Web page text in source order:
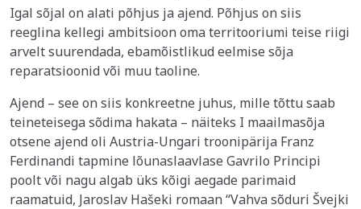
Igal sõjal on alati põhjus ja ajend. Põhjus on siis
reeglina kellegi ambitsioon oma territooriumi teise riigi
arvelt suurendada, ebamõistlikud eelmise sõja
reparatsioonid või muu taoline.
Ajend – see on siis konkreetne juhus, mille tõttu saab
teineteisega sõdima hakata – näiteks I maailmasõja
otsene ajend oli Austria-Ungari troonipärija Franz
Ferdinandi tapmine lõunaslaavlase Gavrilo Principi
poolt või nagu algab üks kõigi aegade parimaid
raamatuid, Jaroslav Hašeki romaan “Vahva sõduri Švejki